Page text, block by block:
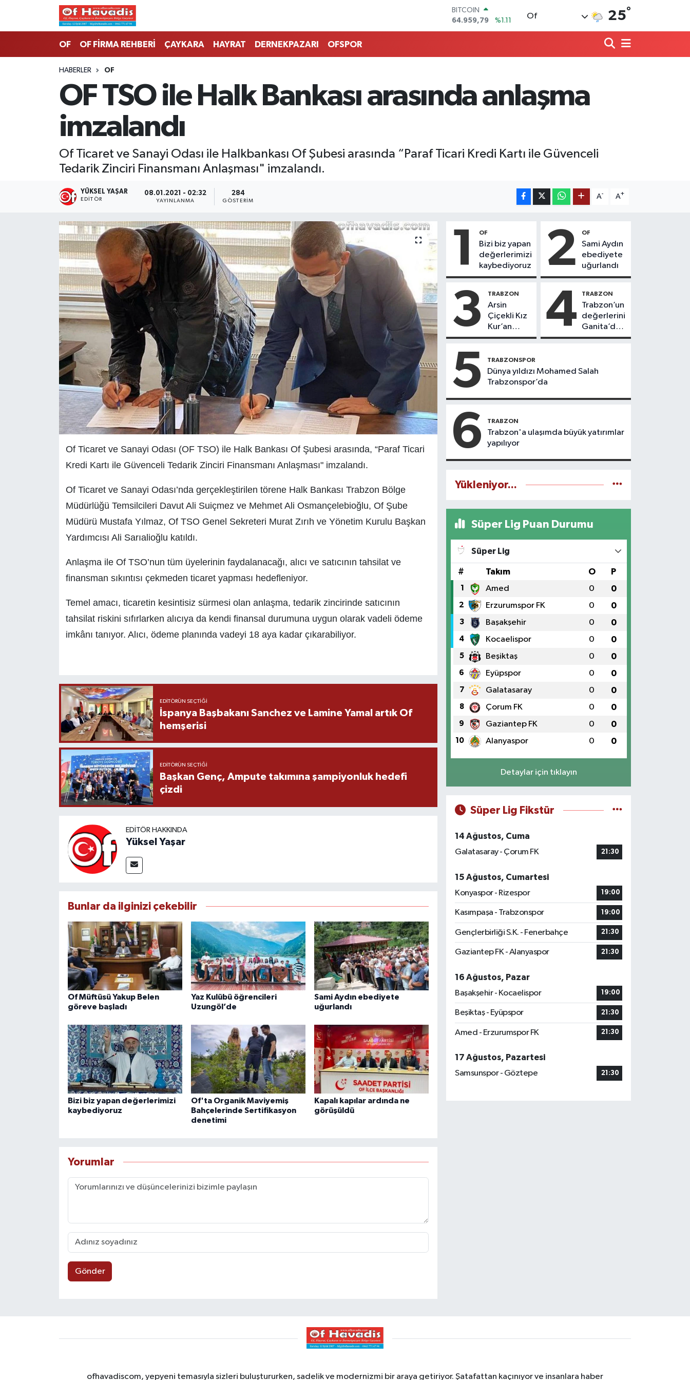
BITCOIN
64.959,79
%1.11
DOLAR
GRAM ALTIN
6660.55
%0.03
Of 25°
OF OF FİRMA REHBERİ ÇAYKARA HAYRAT DERNEKPAZARI OFSPOR
HABERLER OF
OF TSO ile Halk Bankası arasında anlaşma
imzalandı
Of Ticaret ve Sanayi Odası ile Halkbankası Of Şubesi arasında “Paraf Ticari Kredi Kartı ile Güvenceli
Tedarik Zinciri Finansmanı Anlaşması" imzalandı.
YÜKSEL YAŞAR
EDITÖR
08.01.2021 - 02:32
YAYINLANMA
284
GÖSTERIM
A- A+
Of Ticaret ve Sanayi Odası (OF TSO) ile Halk Bankası Of Şubesi arasında, “Paraf Ticari
Kredi Kartı ile Güvenceli Tedarik Zinciri Finansmanı Anlaşması" imzalandı.
Of Ticaret ve Sanayi Odası’nda gerçekleştirilen törene Halk Bankası Trabzon Bölge
Müdürlüğü Temsilcileri Davut Ali Suiçmez ve Mehmet Ali Osmançelebioğlu, Of Şube
Müdürü Mustafa Yılmaz, Of TSO Genel Sekreteri Murat Zırıh ve Yönetim Kurulu Başkan
Yardımcısı Ali Sarıalioğlu katıldı.
Anlaşma ile Of TSO’nun tüm üyelerinin faydalanacağı, alıcı ve satıcının tahsilat ve
finansman sıkıntısı çekmeden ticaret yapması hedefleniyor.
Temel amacı, ticaretin kesintisiz sürmesi olan anlaşma, tedarik zincirinde satıcının
tahsilat riskini sıfırlarken alıcıya da kendi finansal durumuna uygun olarak vadeli ödeme
imkânı tanıyor. Alıcı, ödeme planında vadeyi 18 aya kadar çıkarabiliyor.
EDITÖRÜN SEÇTIĞI
İspanya Başbakanı Sanchez ve Lamine Yamal artık Of
hemşerisi
EDITÖRÜN SEÇTIĞI
Başkan Genç, Ampute takımına şampiyonluk hedefi
çizdi
EDITÖR HAKKINDA
Yüksel Yaşar
Bunlar da ilginizi çekebilir
Of Müftüsü Yakup Belen
göreve başladı
Yaz Kulübü öğrencileri
Uzungöl’de
Sami Aydın ebediyete
uğurlandı
Bizi biz yapan değerlerimizi
kaybediyoruz
Of'ta Organik Maviyemiş
Bahçelerinde Sertifikasyon
denetimi
Kapalı kapılar ardında ne
görüşüldü
Yorumlar
Gönder
1 OF
Bizi biz yapan
değerlerimizi
kaybediyoruz
2 OF
Sami Aydın
ebediyete
uğurlandı
3 TRABZON
Arsin
Çiçekli Kız
Kur’an
Kursu’nda
icazet aldı
4 TRABZON
Trabzon’un
değerlerini
Ganita’da
yaşatıyoruz
5 TRABZONSPOR
Dünya yıldızı Mohamed Salah
Trabzonspor’da
6 TRABZON
Trabzon'a ulaşımda büyük yatırımlar
yapılıyor
Yükleniyor...
Süper Lig Puan Durumu
Süper Lig
# Takım O P
1 Amed 0 0
2 Erzurumspor FK 0 0
3 Başakşehir 0 0
4 Kocaelispor 0 0
5 Beşiktaş 0 0
6 Eyüpspor 0 0
7 Galatasaray 0 0
8 Çorum FK 0 0
9 Gaziantep FK 0 0
10 Alanyaspor 0 0
Detaylar için tıklayın
Süper Lig Fikstür
14 Ağustos, Cuma
Galatasaray - Çorum FK
21:30
15 Ağustos, Cumartesi
Konyaspor - Rizespor
19:00
Kasımpaşa - Trabzonspor 19:00
Gençlerbirliği S.K. - Fenerbahçe 21:30
Gaziantep FK - Alanyaspor 21:30
16 Ağustos, Pazar
Başakşehir - Kocaelispor
19:00
Beşiktaş - Eyüpspor 21:30
Amed - Erzurumspor FK 21:30
17 Ağustos, Pazartesi
Samsunspor - Göztepe
21:30
ofhavadiscom, yepyeni temasıyla sizleri buluştururken, sadelik ve modernizmi bir araya getiriyor. Şatafattan kaçınıyor ve insanlara haber
Trabzon Nöbetçi Eczaneler
Trabzon Namaz Vakitleri
Trabzon Trafik Yoğunluk Haritası
Tüm Manşetler
Son Dakika Haberleri
Haber Arşivi